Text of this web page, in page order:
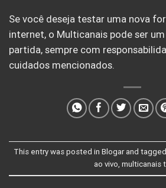
Se você deseja testar uma nova
internet, o Multicanais pode ser
partida, sempre com
cuidados mencionados.
This entry was posted in Blogarand tagged
ao vivo, multicanais